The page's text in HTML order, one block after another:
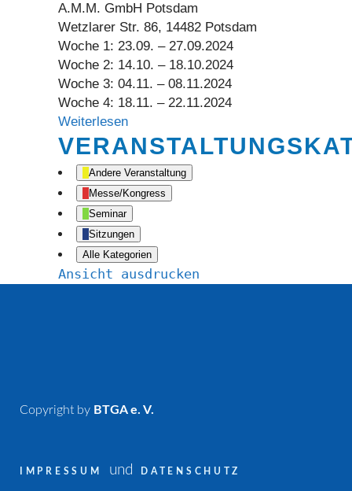
A.M.M. GmbH Potsdam
Wetzlarer Str. 86, 14482 Potsdam
Woche 1: 23.09. – 27.09.2024
Woche 2: 14.10. – 18.10.2024
Woche 3: 04.11. – 08.11.2024
Woche 4: 18.11. – 22.11.2024
Weiterlesen
Andere Veranstaltung
Messe/Kongress
Seminar
Sitzungen
Alle Kategorien
Ansicht ausdrucken
Copyright by BTGA e. V.
IMPRESSUM und DATENSCHUTZ